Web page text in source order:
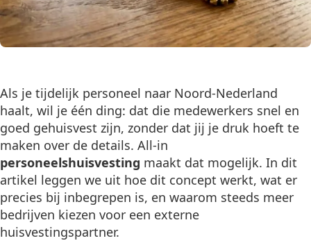
Als je tijdelijk personeel naar Noord-Nederland
haalt, wil je één ding: dat die medewerkers snel en
goed gehuisvest zijn, zonder dat jij je druk hoeft te
maken over de details. All-in
personeelshuisvesting maakt dat mogelijk. In dit
artikel leggen we uit hoe dit concept werkt, wat er
precies bij inbegrepen is, en waarom steeds meer
bedrijven kiezen voor een externe
huisvestingspartner.